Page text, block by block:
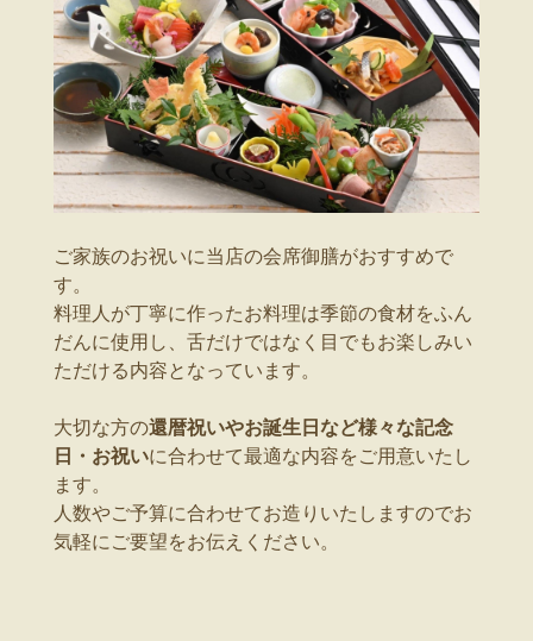
ご家族のお祝いに当店の会席御膳がおすすめで
す。
料理人が丁寧に作ったお料理は季節の食材をふん
だんに使用し、舌だけではなく目でもお楽しみい
ただける内容となっています。
大切な方の還暦祝いやお誕生日など様々な記念
日・お祝いに合わせて最適な内容をご用意いたし
ます。
人数やご予算に合わせてお造りいたしますのでお
気軽にご要望をお伝えください。